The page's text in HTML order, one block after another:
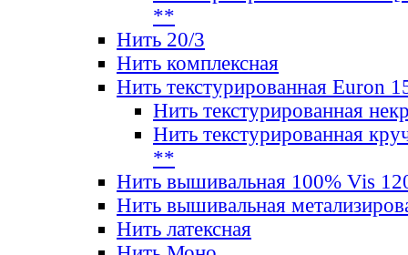
**
Нить 20/3
Нить комплексная
Нить текстурированная Euron
Нить текстурированная
Нить текстурированная
**
Нить вышивальная 100% Vis
Нить вышивальная
Нить латексная